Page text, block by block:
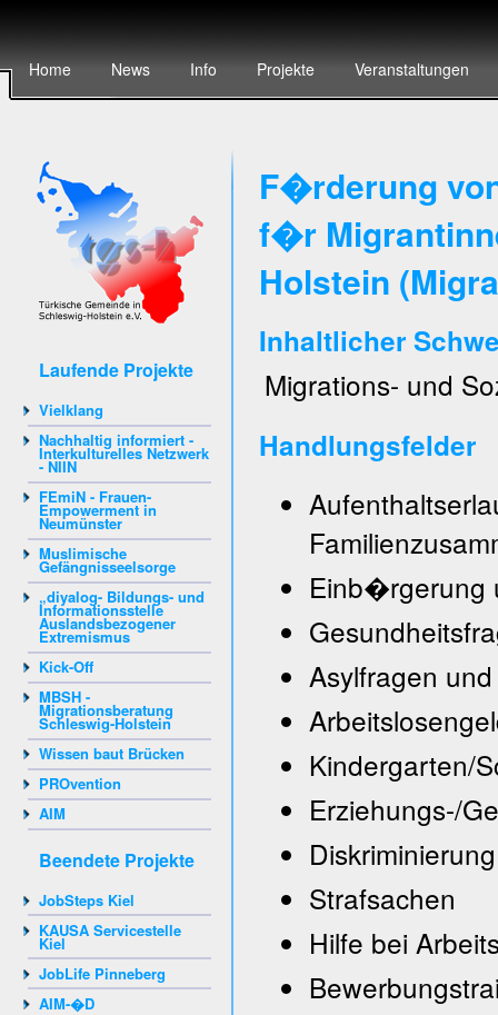
Home News Info Projekte Veranstaltungen
Laufende Projekte
Vielklang
Nachhaltig informiert -
Interkulturelles Netzwerk
- NIIN
FEmiN - Frauen-
Empowerment in
Neumünster
Muslimische
Gefängnisseelsorge
„diyalog- Bildungs- und
Informationsstelle
Auslandsbezogener
Extremismus
Kick-Off
MBSH -
Migrationsberatung
Schleswig-Holstein
Wissen baut Brücken
PROvention
AIM
Beendete Projekte
JobSteps Kiel
KAUSA Servicestelle
Kiel
JobLife Pinneberg
AIM-�D
F�rderung
f�r
Holstein
Inhaltlicher
Migrations- und
Handlungsfelder
Einb�rgerung
Asylfragen
Kindergarten/
Erziehungs-/
Diskriminierung
Strafsachen
Hilfe bei